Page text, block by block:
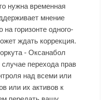
нужна временная
мнение
на горизонте одного-
ждать коррекция.
- Оксанабол
перехода прав
над всеми или
или их активов к